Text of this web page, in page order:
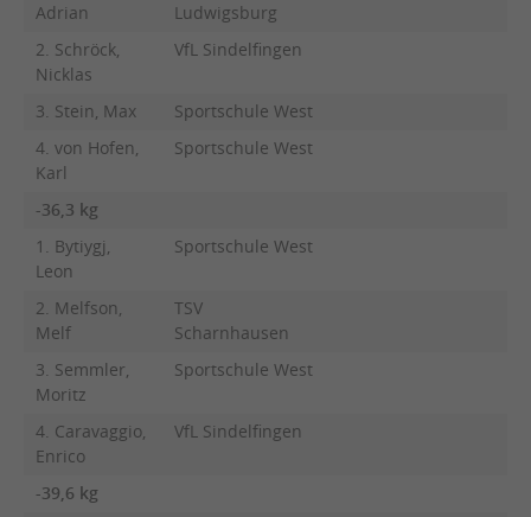
Adrian
Ludwigsburg
2. Schröck,
Nicklas
VfL Sindelfingen
3. Stein, Max
Sportschule West
4. von Hofen,
Karl
Sportschule West
-36,3 kg
1. Bytiygj,
Leon
Sportschule West
2. Melfson,
Melf
TSV
Scharnhausen
3. Semmler,
Moritz
Sportschule West
4. Caravaggio,
Enrico
VfL Sindelfingen
-39,6 kg